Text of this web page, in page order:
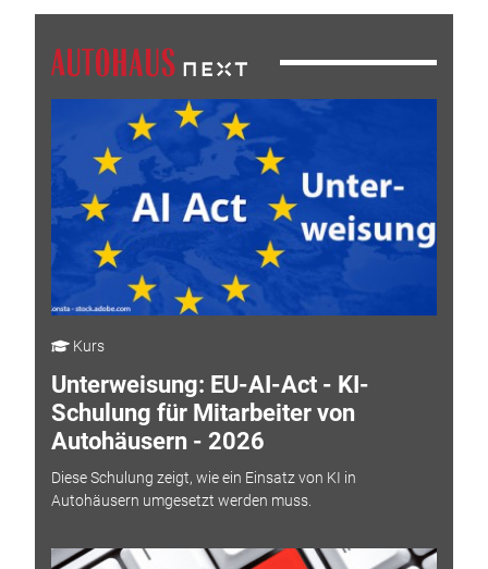
Kurs
Unterweisung: EU-AI-Act - KI-
Schulung für Mitarbeiter von
Autohäusern - 2026
Diese Schulung zeigt, wie ein Einsatz von KI in
Autohäusern umgesetzt werden muss.